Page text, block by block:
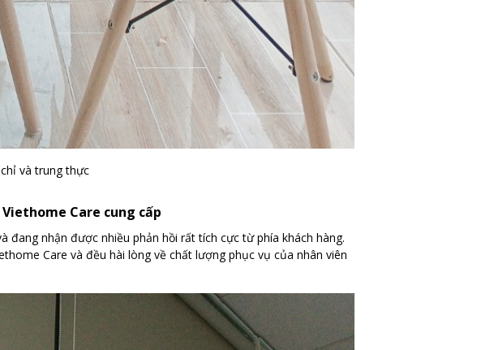
và trung thực
Care cung cấp
đang nhận được nhiều phản hồi rất tích cực từ phía khách hàng.
Care và đều hài lòng về chất lượng phục vụ của nhân viên